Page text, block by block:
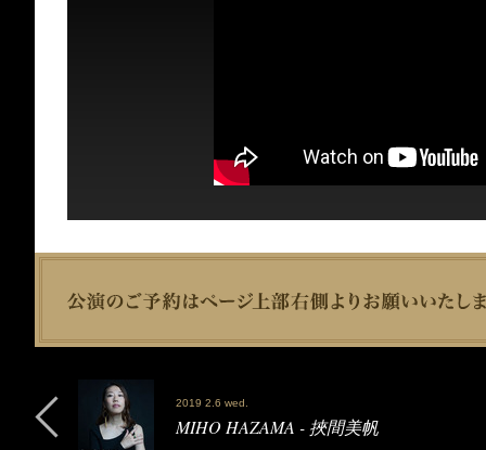
2019 2.6 wed.
MIHO HAZAMA - 挾間美帆